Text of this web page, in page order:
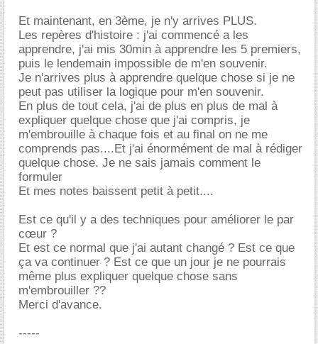
Et maintenant, en 3ème, je n'y arrives PLUS.
Les repères d'histoire : j'ai commencé a les
apprendre, j'ai mis 30min à apprendre les 5 premiers,
puis le lendemain impossible de m'en souvenir.
Je n'arrives plus à apprendre quelque chose si je ne
peut pas utiliser la logique pour m'en souvenir.
En plus de tout cela, j'ai de plus en plus de mal à
expliquer quelque chose que j'ai compris, je
m'embrouille à chaque fois et au final on ne me
comprends pas....Et j'ai énormément de mal à rédiger
quelque chose. Je ne sais jamais comment le
formuler
Et mes notes baissent petit à petit....
Est ce qu'il y a des techniques pour améliorer le par
cœur ?
Et est ce normal que j'ai autant changé ? Est ce que
ça va continuer ? Est ce que un jour je ne pourrais
même plus expliquer quelque chose sans
m'embrouiller ??
Merci d'avance.
-----